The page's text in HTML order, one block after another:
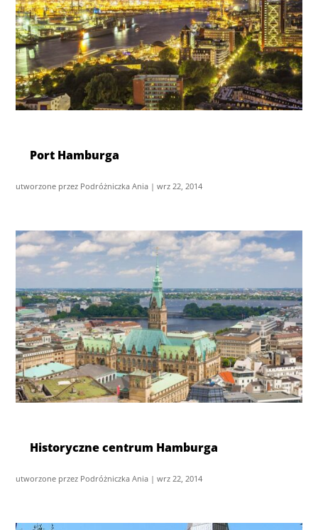
Port Hamburga
utworzone przez Podróżniczka Ania |wrz 22, 2014
Historyczne centrum Hamburga
utworzone przez Podróżniczka Ania |wrz 22, 2014